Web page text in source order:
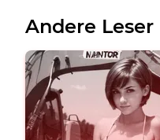
Andere